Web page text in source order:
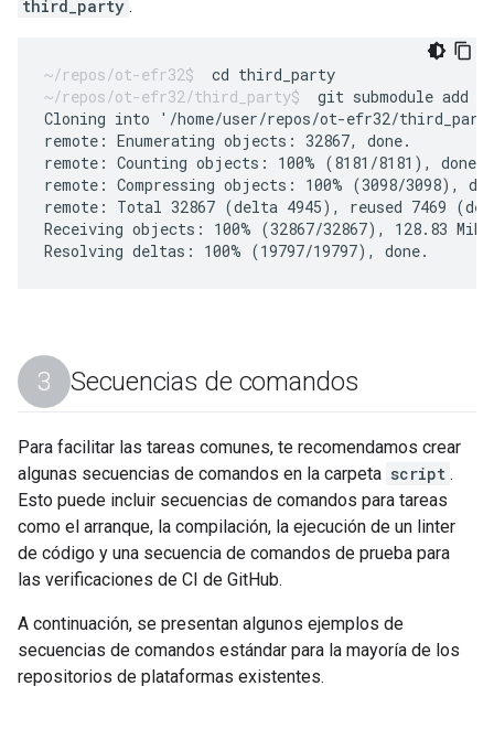
third_party .
cd third_party
git submodule add
Cloning into '/home/user/repos/ot-efr32/
remote: Enumerating objects: 32867, done.
remote: Counting objects: 100% (8181/8181), done.
remote: Compressing objects: 100% (3098/3098),
remote: Total 32867 (delta 4945), reused 7469
Receiving objects: 100% (32867/32867), 128.83
Secuencias de comandos
Para facilitar las tareas comunes, te recomendamos crear
algunas secuencias de comandos en la carpeta script .
Esto puede incluir secuencias de comandos para tareas
como el arranque, la compilación, la ejecución de un linter
de código y una secuencia de comandos de prueba para
las verificaciones de CI de GitHub.
A continuación, se presentan algunos ejemplos de
secuencias de comandos estándar para la mayoría de los
repositorios de plataformas existentes.